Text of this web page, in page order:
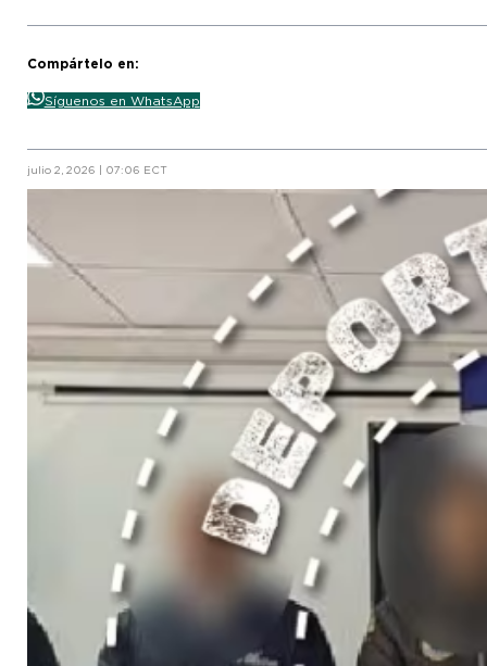
Compártelo en:
Síguenos en WhatsApp
julio 2, 2026 | 07:06 ECT